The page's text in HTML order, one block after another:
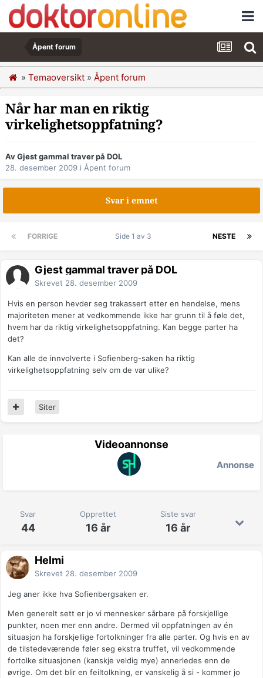
Åpent forum
» Temaoversikt » Åpent forum
Når har man en riktig
virkelighetsoppfatning?
Av Gjest gammal traver på DOL
28. desember 2009 i Åpent forum
Svar i emnet
FORRIGE NESTE
Side 1 av 3
Gjest gammal traver på DOL
Skrevet 28. desember 2009
Hvis en person hevder seg trakassert etter en hendelse, mens
majoriteten mener at vedkommende ikke har grunn til å føle det,
hvem har da riktig virkelighetsoppfatning. Kan begge parter ha
det?
Kan alle de innvolverte i Sofienberg-saken ha riktig
virkelighetsoppfatning selv om de var ulike?
Siter
Videoannonse
Annonse
Svar
44
Opprettet
16 år
Siste svar
16 år
Helmi
Skrevet 28. desember 2009
Jeg aner ikke hva Sofienbergsaken er.
Men generelt sett er jo vi mennesker sårbare på forskjellige
punkter, noen mer enn andre. Dermed vil oppfatningen av én
situasjon ha forskjellige fortolkninger fra alle parter. Og hvis en av
de tilstedeværende føler seg ekstra truffet, vil vedkommende
fortolke situasjonen (kanskje veldig mye) annerledes enn de
øvrige. Om det blir en feiltolkning, er vanskelig å si - kommer jo